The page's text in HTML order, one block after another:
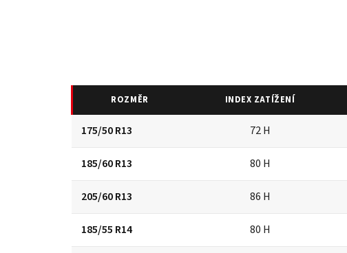
ROZMĚR INDEX ZATÍŽENÍ
175/50 R13 72 H
185/60 R13 80 H
205/60 R13 86 H
185/55 R14 80 H